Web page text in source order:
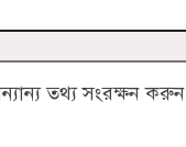
তথ্য সংরক্ষন করুন